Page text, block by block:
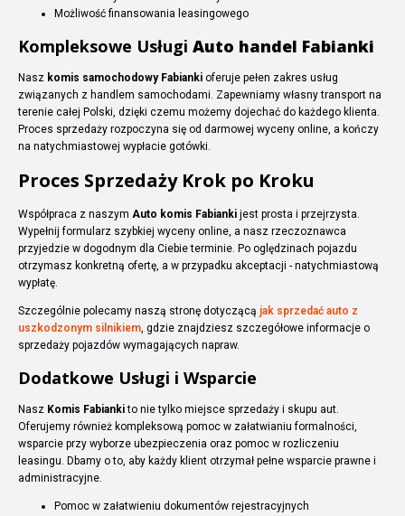
Możliwość finansowania leasingowego
Kompleksowe Usługi Auto handel Fabianki
Nasz komis samochodowy Fabianki oferuje pełen zakres usług
związanych z handlem samochodami. Zapewniamy własny transport na
terenie całej Polski, dzięki czemu możemy dojechać do każdego klienta.
Proces sprzedaży rozpoczyna się od darmowej wyceny online, a kończy
na natychmiastowej wypłacie gotówki.
Proces Sprzedaży Krok po Kroku
Współpraca z naszym Auto komis Fabianki jest prosta i przejrzysta.
Wypełnij formularz szybkiej wyceny online, a nasz rzeczoznawca
przyjedzie w dogodnym dla Ciebie terminie. Po oględzinach pojazdu
otrzymasz konkretną ofertę, a w przypadku akceptacji - natychmiastową
wypłatę.
Szczególnie polecamy naszą stronę dotyczącą jak sprzedać auto z
uszkodzonym silnikiem, gdzie znajdziesz szczegółowe informacje o
sprzedaży pojazdów wymagających napraw.
Dodatkowe Usługi i Wsparcie
Nasz Komis Fabiankito nie tylko miejsce sprzedaży i skupu aut.
Oferujemy również kompleksową pomoc w załatwianiu formalności,
wsparcie przy wyborze ubezpieczenia oraz pomoc w rozliczeniu
leasingu. Dbamy o to, aby każdy klient otrzymał pełne wsparcie prawne i
administracyjne.
Pomoc w załatwieniu dokumentów rejestracyjnych